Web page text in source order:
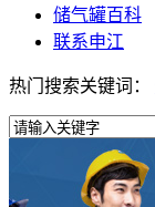
储气罐百科
联系申江
热门搜索关键词：